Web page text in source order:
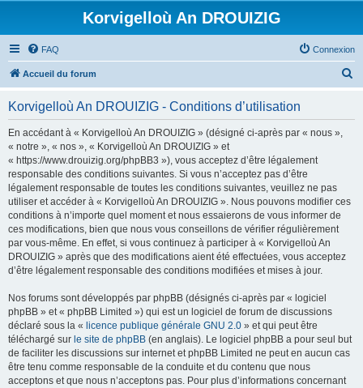
Korvigelloù An DROUIZIG
FAQ Connexion
Accueil du forum
Korvigelloù An DROUIZIG - Conditions d’utilisation
En accédant à « Korvigelloù An DROUIZIG » (désigné ci-après par « nous »,
« notre », « nos », « Korvigelloù An DROUIZIG » et
« https://www.drouizig.org/phpBB3 »), vous acceptez d’être légalement
responsable des conditions suivantes. Si vous n’acceptez pas d’être
légalement responsable de toutes les conditions suivantes, veuillez ne pas
utiliser et accéder à « Korvigelloù An DROUIZIG ». Nous pouvons modifier ces
conditions à n’importe quel moment et nous essaierons de vous informer de
ces modifications, bien que nous vous conseillons de vérifier régulièrement
par vous-même. En effet, si vous continuez à participer à « Korvigelloù An
DROUIZIG » après que des modifications aient été effectuées, vous acceptez
d’être légalement responsable des conditions modifiées et mises à jour.
Nos forums sont développés par phpBB (désignés ci-après par « logiciel
phpBB » et « phpBB Limited ») qui est un logiciel de forum de discussions
déclaré sous la « licence publique générale GNU 2.0 » et qui peut être
téléchargé sur le site de phpBB (en anglais). Le logiciel phpBB a pour seul but
de faciliter les discussions sur internet et phpBB Limited ne peut en aucun cas
être tenu comme responsable de la conduite et du contenu que nous
acceptons et que nous n’acceptons pas. Pour plus d’informations concernant